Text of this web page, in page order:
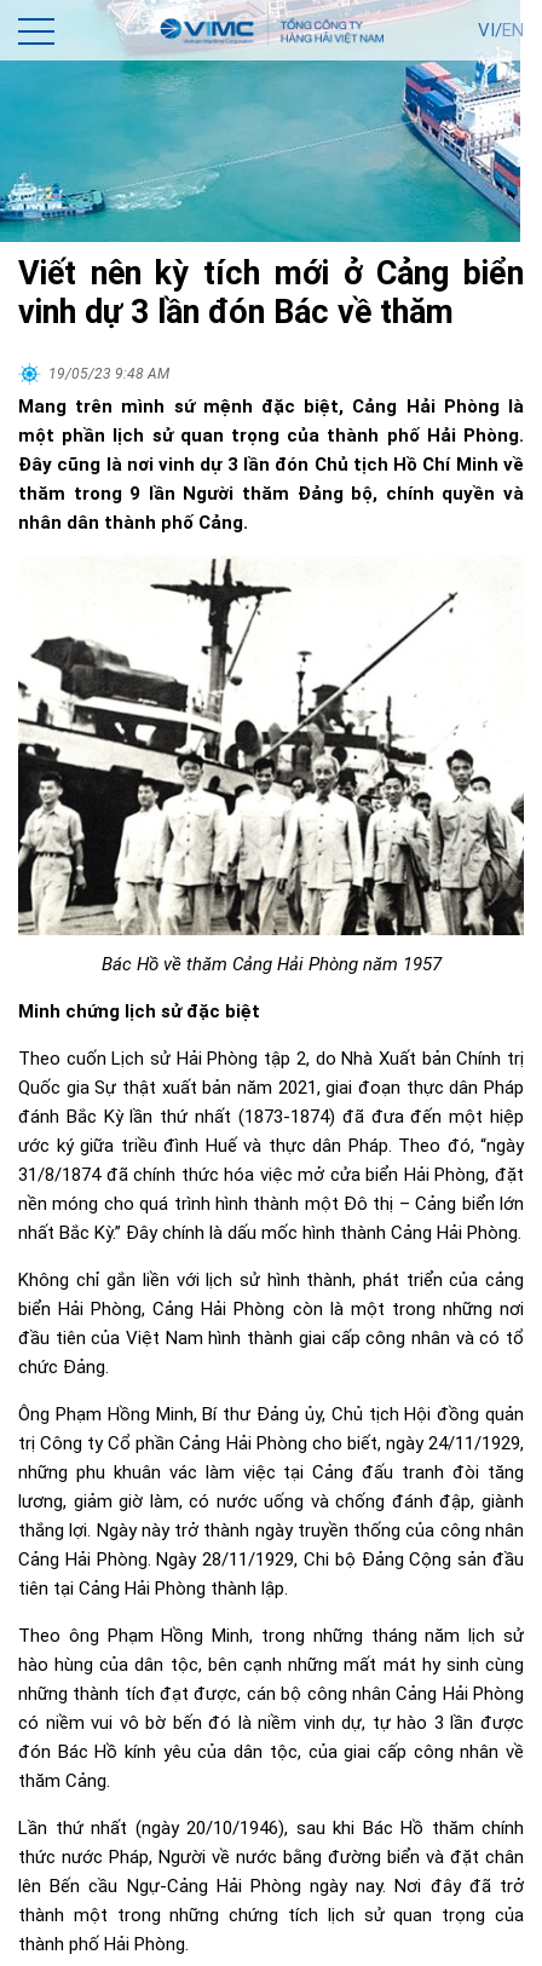
VI/EN
Viết nên kỳ tích mới ở Cảng biển
vinh dự 3 lần đón Bác về thăm
19/05/23 9:48 AM
Mang trên mình sứ mệnh đặc biệt, Cảng Hải Phòng là
một phần lịch sử quan trọng của thành phố Hải Phòng.
Đây cũng là nơi vinh dự 3 lần đón Chủ tịch Hồ Chí Minh về
thăm trong 9 lần Người thăm Đảng bộ, chính quyền và
nhân dân thành phố Cảng.
Bác Hồ về thăm Cảng Hải Phòng năm 1957
Minh chứng lịch sử đặc biệt
Theo cuốn Lịch sử Hải Phòng tập 2, do Nhà Xuất bản Chính trị
Quốc gia Sự thật xuất bản năm 2021, giai đoạn thực dân Pháp
đánh Bắc Kỳ lần thứ nhất (1873-1874) đã đưa đến một hiệp
ước ký giữa triều đình Huế và thực dân Pháp. Theo đó, “ngày
31/8/1874 đã chính thức hóa việc mở cửa biển Hải Phòng, đặt
nền móng cho quá trình hình thành một Đô thị – Cảng biển lớn
nhất Bắc Kỳ.” Đây chính là dấu mốc hình thành Cảng Hải Phòng.
Không chỉ gắn liền với lịch sử hình thành, phát triển của cảng
biển Hải Phòng, Cảng Hải Phòng còn là một trong những nơi
đầu tiên của Việt Nam hình thành giai cấp công nhân và có tổ
chức Đảng.
Ông Phạm Hồng Minh, Bí thư Đảng ủy, Chủ tịch Hội đồng quản
trị Công ty Cổ phần Cảng Hải Phòng cho biết, ngày 24/11/1929,
những phu khuân vác làm việc tại Cảng đấu tranh đòi tăng
lương, giảm giờ làm, có nước uống và chống đánh đập, giành
thắng lợi. Ngày này trở thành ngày truyền thống của công nhân
Cảng Hải Phòng. Ngày 28/11/1929, Chi bộ Đảng Cộng sản đầu
tiên tại Cảng Hải Phòng thành lập.
Theo ông Phạm Hồng Minh, trong những tháng năm lịch sử
hào hùng của dân tộc, bên cạnh những mất mát hy sinh cùng
những thành tích đạt được, cán bộ công nhân Cảng Hải Phòng
có niềm vui vô bờ bến đó là niềm vinh dự, tự hào 3 lần được
đón Bác Hồ kính yêu của dân tộc, của giai cấp công nhân về
thăm Cảng.
Lần thứ nhất (ngày 20/10/1946), sau khi Bác Hồ thăm chính
thức nước Pháp, Người về nước bằng đường biển và đặt chân
lên Bến cầu Ngự-Cảng Hải Phòng ngày nay. Nơi đây đã trở
thành một trong những chứng tích lịch sử quan trọng của
thành phố Hải Phòng.